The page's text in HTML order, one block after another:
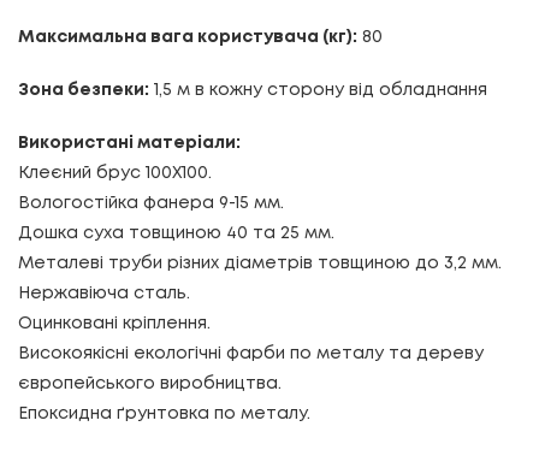
Максимальна вага користувача (кг): 80
Зона безпеки: 1,5 м в кожну сторону від обладнання
Використані матеріали:
Клеєний брус 100Х100.
Вологостійка фанера 9-15 мм.
Дошка суха товщиною 40 та 25 мм.
Металеві труби різних діаметрів товщиною до 3,2 мм.
Нержавіюча сталь.
Оцинковані кріплення.
Високоякісні екологічні фарби по металу та дереву
європейського виробництва.
Епоксидна ґрунтовка по металу.